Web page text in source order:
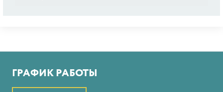
ГРАФИК РАБОТЫ